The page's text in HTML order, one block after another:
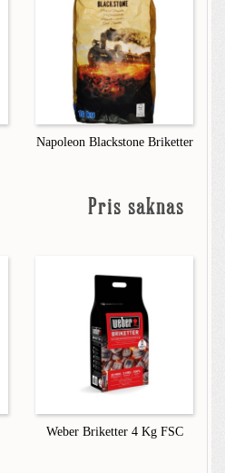
Napoleon Blackstone Briketter
Pris saknas
Weber Briketter 4 Kg FSC